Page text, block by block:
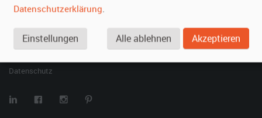
Berühmte Filmautos –
unsere Top 10 ...
Datenschutz
Datenschutzerklärung.
Einstellungen Alle ablehnen Akzeptieren